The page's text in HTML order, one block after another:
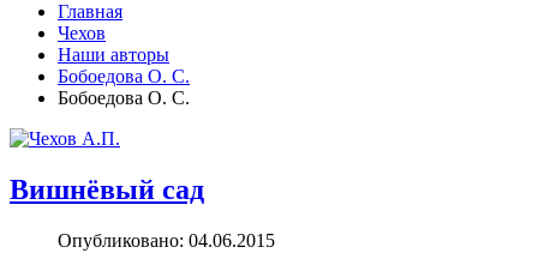
Главная
Чехов
Наши авторы
Бобоедова О. С.
Бобоедова О. С.
Вишнёвый сад
Опубликовано: 04.06.2015